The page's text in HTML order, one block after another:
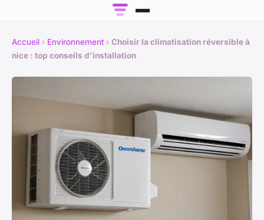
Accueil › Environnement › Choisir la climatisation réversible à
nice : top conseils d'installation